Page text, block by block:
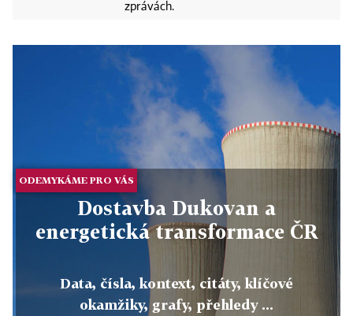
zprávách.
ODEMYKÁME PRO VÁS
Dostavba Dukovan a
energetická transformace ČR
Data, čísla, kontext, citáty, klíčové
okamžiky, grafy, přehledy ...